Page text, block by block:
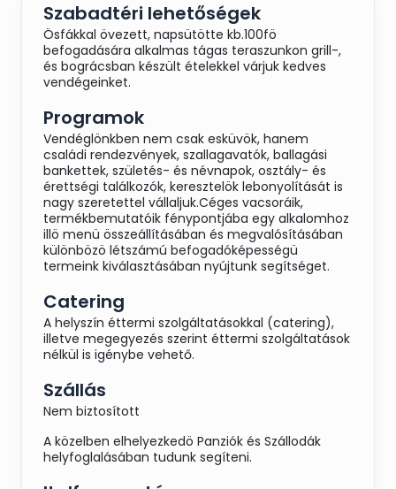
Szabadtéri lehetőségek
Ösfákkal övezett, napsütötte kb.100fö
befogadására alkalmas tágas teraszunkon grill-,
és bográcsban készült ételekkel várjuk kedves
vendégeinket.
Programok
Vendéglönkben nem csak esküvök, hanem
családi rendezvények, szallagavatók, ballagási
bankettek, születés- és névnapok, osztály- és
érettségi találkozók, keresztelök lebonyolítását is
nagy szeretettel vállaljuk.Céges vacsoráik,
termékbemutatóik fénypontjába egy alkalomhoz
illö menü összeállításában és megvalósításában
különbözö létszámú befogadóképességü
termeink kiválasztásában nyújtunk segítséget.
Catering
A helyszín éttermi szolgáltatásokkal (catering),
illetve megegyezés szerint éttermi szolgáltatások
nélkül is igénybe vehető.
Szállás
Nem biztosított
A közelben elhelyezkedö Panziók és Szállodák
helyfoglalásában tudunk segíteni.